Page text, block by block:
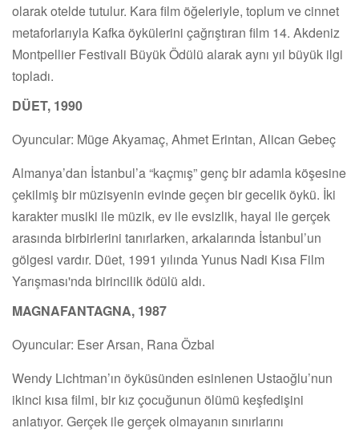
olarak otelde tutulur. Kara film öğeleriyle, toplum ve cinnet
metaforlarıyla Kafka öykülerini çağrıştıran film 14. Akdeniz
Montpellier Festivali Büyük Ödülü alarak aynı yıl büyük ilgi
topladı.
DÜET, 1990
Oyuncular: Müge Akyamaç, Ahmet Erintan, Alican Gebeç
Almanya’dan İstanbul’a “kaçmış” genç bir adamla köşesine
çekilmiş bir müzisyenin evinde geçen bir gecelik öykü. İki
karakter musiki ile müzik, ev ile evsizlik, hayal ile gerçek
arasında birbirlerini tanırlarken, arkalarında İstanbul’un
gölgesi vardır. Düet, 1991 yılında Yunus Nadi Kısa Film
Yarışması'nda birincilik ödülü aldı.
MAGNAFANTAGNA, 1987
Oyuncular: Eser Arsan, Rana Özbal
Wendy Lichtman’ın öyküsünden esinlenen Ustaoğlu’nun
ikinci kısa filmi, bir kız çocuğunun ölümü keşfedişini
anlatıyor. Gerçek ile gerçek olmayanın sınırlarını